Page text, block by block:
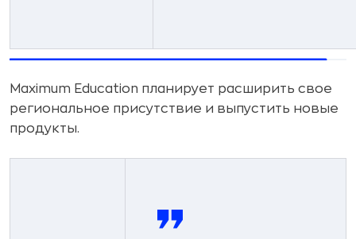
Maximum Education планирует расширить свое
региональное присутствие и выпустить новые
продукты.